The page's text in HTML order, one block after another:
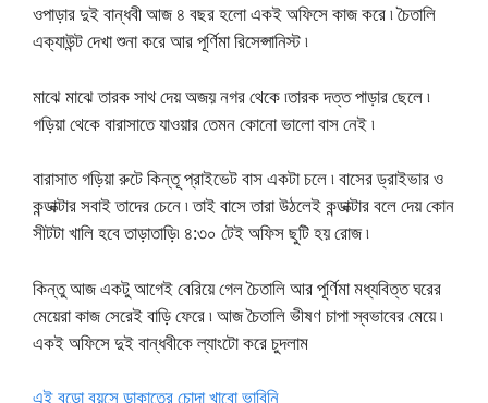
ওপাড়ার দুই বান্ধবী আজ ৪ বছর হলো একই অফিসে কাজ করে ৷ চৈতালি
এক্যাউন্ট দেখা শুনা করে আর পূর্ণিমা রিসেপ্সানিস্ট ৷
মাঝে মাঝে তারক সাথ দেয় অজয় নগর থেকে ৷তারক দত্ত পাড়ার ছেলে ৷
গড়িয়া থেকে বারাসাতে যাওয়ার তেমন কোনো ভালো বাস নেই ৷
বারাসাত গড়িয়া রুটে কিন্তূ প্রাইভেট বাস একটা চলে ৷ বাসের ড্রাইভার ও
কন্ডাক্টার সবাই তাদের চেনে ৷ তাই বাসে তারা উঠলেই কন্ডাক্টার বলে দেয় কোন
সীটটা খালি হবে তাড়াতাড়ি৷ ৪:৩০ টেই অফিস ছুটি হয় রোজ ৷
কিন্তু আজ একটু আগেই বেরিয়ে গেল চৈতালি আর পূর্ণিমা মধ্যবিত্ত ঘরের
মেয়েরা কাজ সেরেই বাড়ি ফেরে ৷ আজ চৈতালি ভীষণ চাপা স্বভাবের মেয়ে ৷
একই অফিসে দুই বান্ধবীকে ল্যাংটো করে চুদলাম
এই বুড়ো বয়সে ডাকাতের চোদা খাবো ভাবিনি